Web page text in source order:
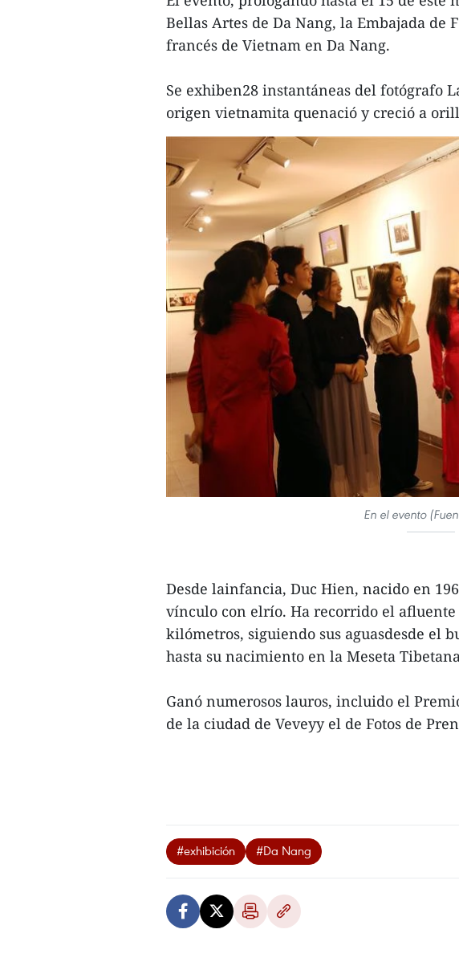
Bellas Artes de Da Nang, la Embajada
francés de Vietnam en Da Nang.
Se exhiben28 instantáneas del fotógrafo
origen vietnamita quenació y creció a
En el evento
Desde lainfancia, Duc Hien, nacido en
vínculo con elrío. Ha recorrido el
kilómetros, siguiendo sus aguasdesde el
hasta su nacimiento en la Meseta
Ganó numerosos lauros, incluido el
de la ciudad de Veveyy el de Fotos de
#exhibición #Da Nang